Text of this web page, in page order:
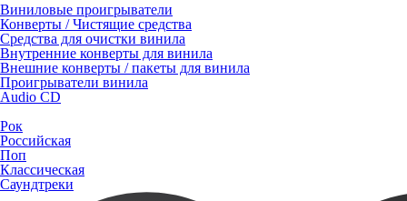
Виниловые проигрыватели
Конверты / Чистящие средства
Средства для очистки винила
Внутренние конверты для винила
Внешние конверты / пакеты для винила
Проигрыватели винила
Audio CD
Рок
Российская
Поп
Классическая
Саундтреки